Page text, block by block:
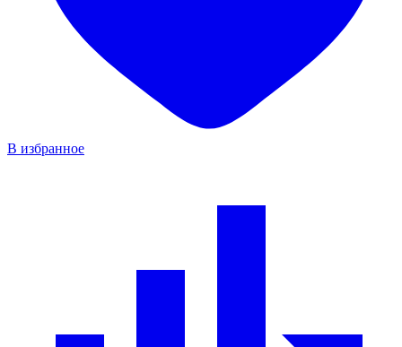
В избранное